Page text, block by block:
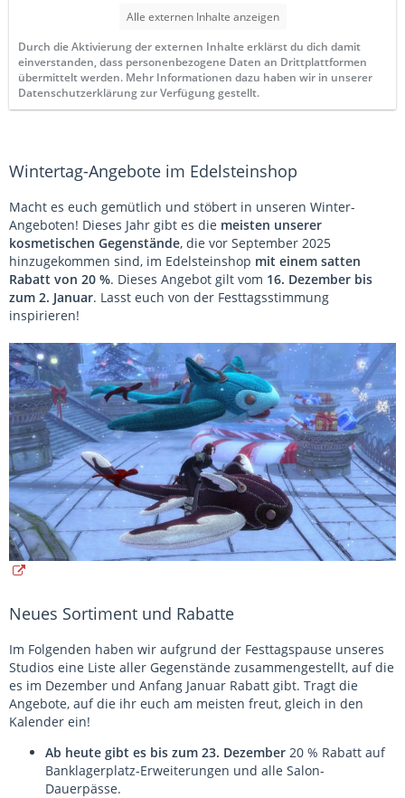
Alle externen Inhalte anzeigen
Durch die Aktivierung der externen Inhalte erklärst du dich damit
einverstanden, dass personenbezogene Daten an Drittplattformen
übermittelt werden. Mehr Informationen dazu haben wir in unserer
Datenschutzerklärung zur Verfügung gestellt.
Wintertag-Angebote im Edelsteinshop
Macht es euch gemütlich und stöbert in unseren Winter-
Angeboten! Dieses Jahr gibt es die meisten unserer
kosmetischen Gegenstände, die vor September 2025
hinzugekommen sind, im Edelsteinshop mit einem satten
Rabatt von 20 %. Dieses Angebot gilt vom 16. Dezember bis
zum 2. Januar. Lasst euch von der Festtagsstimmung
inspirieren!
Neues Sortiment und Rabatte
Im Folgenden haben wir aufgrund der Festtagspause unseres
Studios eine Liste aller Gegenstände zusammengestellt, auf die
es im Dezember und Anfang Januar Rabatt gibt. Tragt die
Angebote, auf die ihr euch am meisten freut, gleich in den
Kalender ein!
Ab heute gibt es bis zum 23. Dezember 20 % Rabatt auf
Banklagerplatz-Erweiterungen und alle Salon-
Dauerpässe.